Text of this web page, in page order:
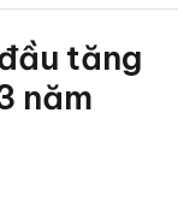
tăng
năm